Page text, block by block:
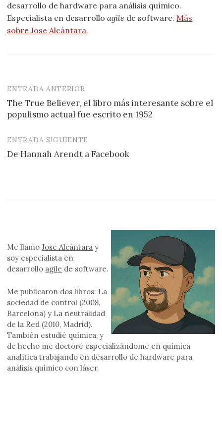
desarrollo de hardware para análisis químico.
Especialista en desarrolloagile de software. Más
sobre Jose Alcántara.
Navegación
de
ENTRADA ANTERIOR
The True Believer, el libro más interesante sobre el
populismo actual fue escrito en 1952
ENTRADA SIGUIENTE
De Hannah Arendt a Facebook
Me llamoJose Alcántara y
soy especialista en
desarrollo agile de software.
Me publicaron dos libros: La
sociedad de control (2008,
Barcelona) y La neutralidad
de la Red (2010, Madrid).
También estudié química, y
de hecho me doctoré especializándome en química
analítica trabajando en desarrollo de hardware para
análisis químico con láser.